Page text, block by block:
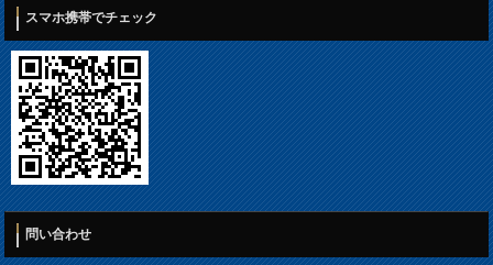
スマホ携帯でチェック
問い合わせ